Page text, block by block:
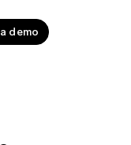
demo